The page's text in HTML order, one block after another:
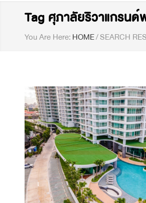
Tag ศุภาลัยริวาแกรนด์
You Are Here: HOME/SEARCH